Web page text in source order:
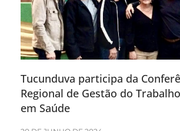
Tucunduva participa da
Regional de Gestão do
em Saúde